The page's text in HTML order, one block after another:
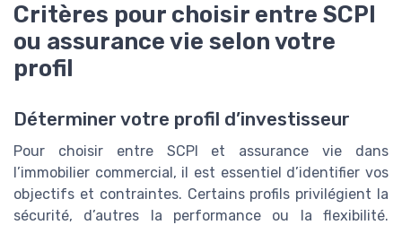
Critères pour choisir entre SCPI
ou assurance vie selon votre
profil
Déterminer votre profil d’investisseur
Pour choisir entre SCPI et assurance vie dans
l’immobilier commercial, il est essentiel d’identifier vos
objectifs et contraintes. Certains profils privilégient la
sécurité, d’autres la performance ou la flexibilité.